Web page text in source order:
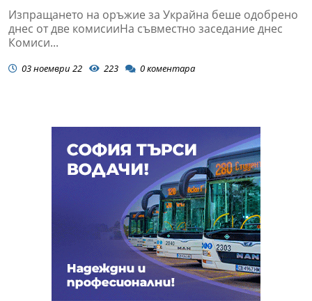
Изпращането на оръжие за Украйна беше одобрено
днес от две комисииНа съвместно заседание днес
Комиси...
03 ноември 22 223 0коментара